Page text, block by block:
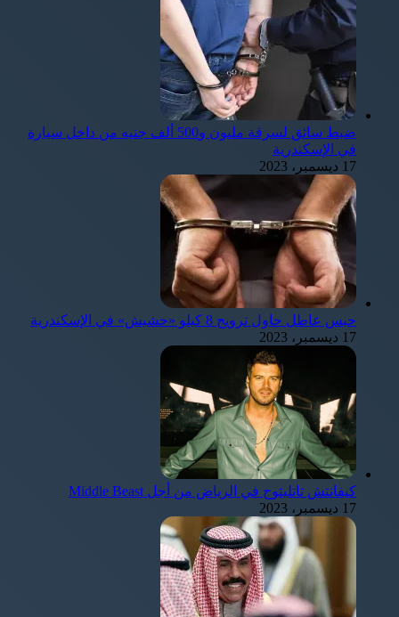
ضبط سائق لسرقة مليون و500 ألف جنيه من داخل سيارة
في الإسكندرية
17 ديسمبر، 2023
حبس عاطل حاول ترويج 8 كيلو «حشيش» في الإسكندرية
17 ديسمبر، 2023
كيفانتش تاتليتوج في الرياض من أجل Middle Beast
17 ديسمبر، 2023